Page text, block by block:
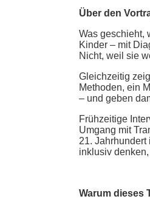
Über den
Was geschieht,
Kinder – mit
Nicht, weil sie
Gleichzeitig
Methoden, ein
– und geben
Frühzeitige
Umgang mit
21.
inklusiv
Warum dieses